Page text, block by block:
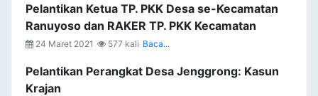
Pelantikan Ketua TP. PKK Desa se-Kecamatan
Ranuyoso dan RAKER TP. PKK Kecamatan
24 Maret 2021 577 kali Baca...
Pelantikan Perangkat Desa Jenggrong: Kasun
Krajan